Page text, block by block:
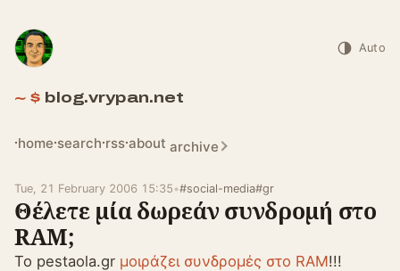
blog.vrypan.net
home search rss about archive
Auto
Tue, 21 February 2006 15:35 •#social-media#gr
Θέλετε μία δωρεάν συνδρομή στο
RAM;
Το pestaola.gr μοιράζει συνδρομές στο RAM!!!